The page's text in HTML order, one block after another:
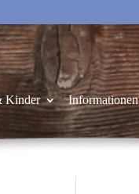
Kinder Informationen